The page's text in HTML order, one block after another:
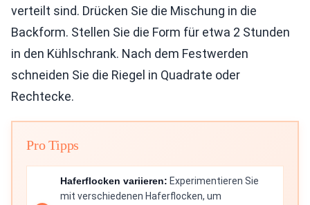
verteilt sind. Drücken Sie die Mischung in die
Backform. Stellen Sie die Form für etwa 2 Stunden
in den Kühlschrank. Nach dem Festwerden
schneiden Sie die Riegel in Quadrate oder
Rechtecke.
Pro Tipps
Haferflocken variieren: Experimentieren Sie
mit verschiedenen Haferflocken, um